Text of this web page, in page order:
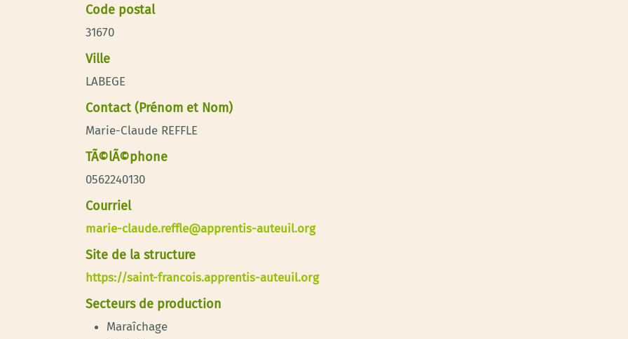
Code postal
31670
Ville
LABEGE
Contact (Prénom et Nom)
Marie-Claude REFFLE
TÃ©lÃ©phone
0562240130
Courriel
marie-claude.reffle@apprentis-auteuil.org
Site de la structure
https://saint-francois.apprentis-auteuil.org
Secteurs de production
Maraîchage